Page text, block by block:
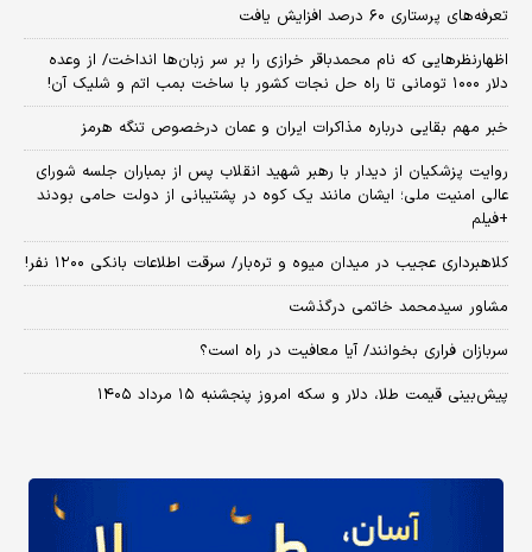
تعرفه‌های پرستاری ۶۰ درصد افزایش یافت
اظهارنظرهایی که نام محمدباقر خرازی را بر سر زبان‌ها انداخت/ از وعده
دلار ۱۰۰۰ تومانی تا راه حل نجات کشور با ساخت بمب اتم و شلیک آن!
خبر مهم بقایی درباره مذاکرات ایران و عمان درخصوص تنگه هرمز
روایت پزشکیان از دیدار با رهبر شهید انقلاب پس از بمباران جلسه شورای
عالی امنیت ملی؛ ایشان مانند یک کوه در پشتیبانی از دولت حامی بودند
+فیلم
کلاهبرداری عجیب در میدان میوه و تره‌بار/ سرقت اطلاعات بانکی ۱۲۰۰ نفر!
مشاور سیدمحمد خاتمی درگذشت
سربازان فراری بخوانند/ آیا معافیت در راه است؟
پیش‌بینی قیمت طلا، دلار و سکه امروز پنجشنبه ۱۵ مرداد ۱۴۰۵